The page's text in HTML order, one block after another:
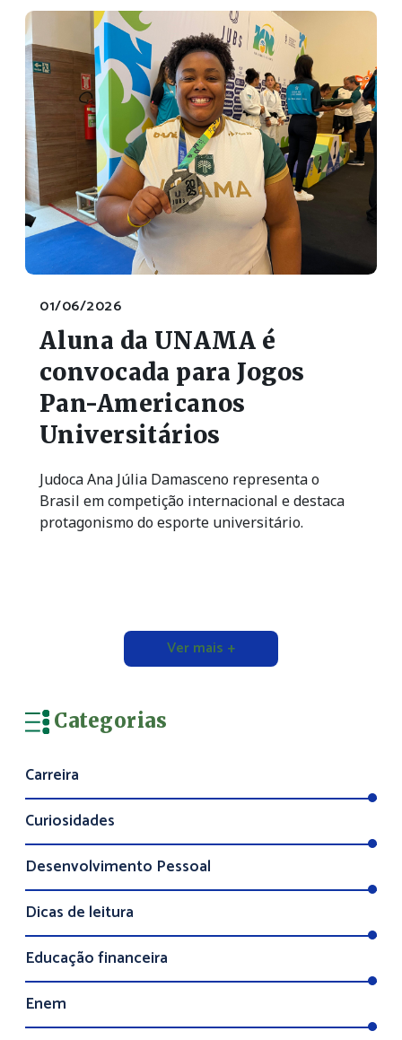
01/06/2026
Aluna da UNAMA é
convocada para Jogos
Pan-Americanos
Universitários
Judoca Ana Júlia Damasceno representa o
Brasil em competição internacional e destaca
protagonismo do esporte universitário.
Ver mais +
Categorias
Carreira
Curiosidades
Desenvolvimento Pessoal
Dicas de leitura
Educação financeira
Enem